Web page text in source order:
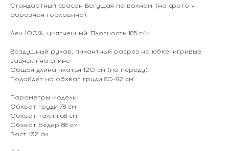
Стандартный фасон Бегущая по волнам. (на фото v-
образная горловина).
Лен 100%, умягченный. Плотность 185 г/м.
Воздушный рукав, пикантный разрез на юбке, игривые
завязки на спине.
Общая длина платья 120 см (по переду).
Подойдет на обхват груди 80-92 см.
Параметры модели:
Обхват груди 78 см
Обхват талии 68 см
Обхват бёдер 88 см
Рост 162 см